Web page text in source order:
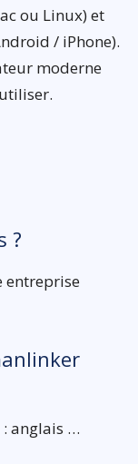
ou Linux) et
/ iPhone).
moderne
?
entreprise
anglais …